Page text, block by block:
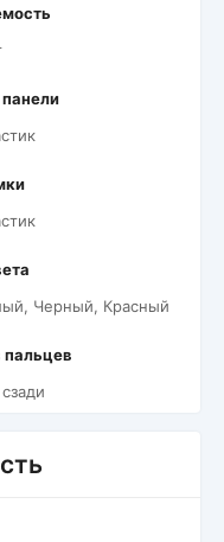
Черный, Красный
пальцев